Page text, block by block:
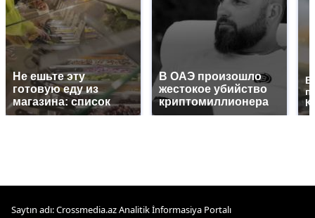
Не ешьте эту
готовую еду из
магазина: список
В ОАЭ произошло
жестокое убийство
криптомиллионера
Saytın adı: Crossmedia.az Analitik İnformasiya Portalı